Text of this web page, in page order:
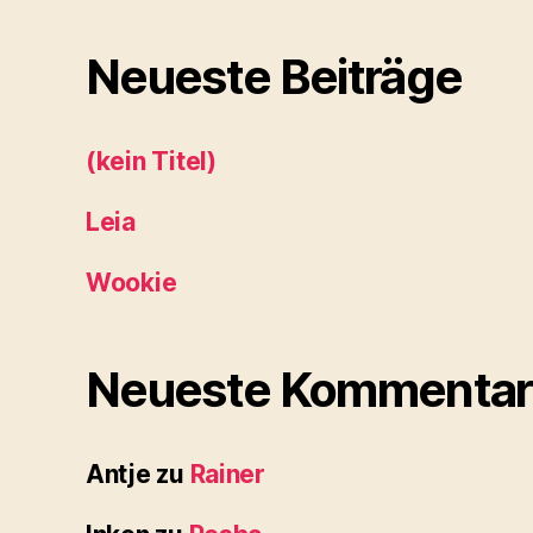
Neueste Beiträge
(kein Titel)
Leia
Wookie
Neueste
Antje zu Rainer